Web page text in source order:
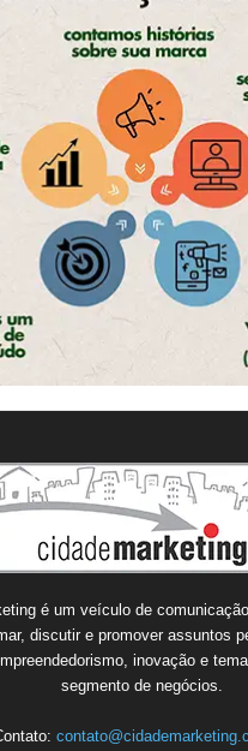
é um veículo de
discutir e promover assuntos
inovação e
segmento de negócios.